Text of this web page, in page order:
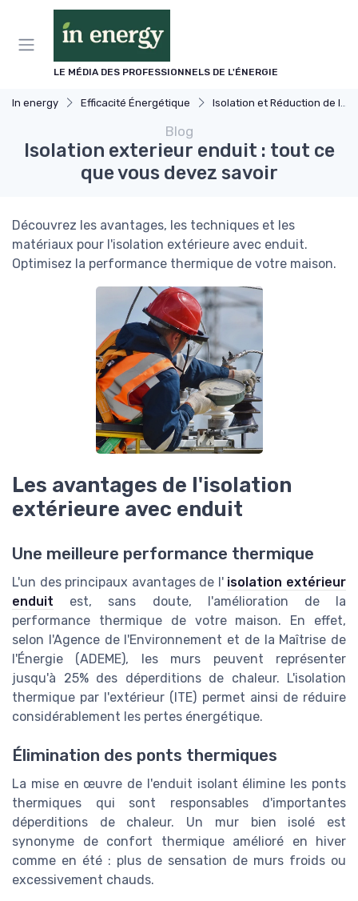
LE MÉDIA DES PROFESSIONNELS DE L'ÉNERGIE
In energy Efficacité Énergétique Isolation et Réduction de la Consommation
Blog
Isolation exterieur enduit : tout ce
que vous devez savoir
Découvrez les avantages, les techniques et les
matériaux pour l'isolation extérieure avec enduit.
Optimisez la performance thermique de votre maison.
Les avantages de l'isolation
extérieure avec enduit
Une meilleure performance thermique
L'un des principaux avantages de l' isolation extérieur
enduit est, sans doute, l'amélioration de la
performance thermique de votre maison. En effet,
selon l'Agence de l'Environnement et de la Maîtrise de
l'Énergie (ADEME), les murs peuvent représenter
jusqu'à 25% des déperditions de chaleur. L'isolation
thermique par l'extérieur (ITE) permet ainsi de réduire
considérablement les pertes énergétique.
Élimination des ponts thermiques
La mise en œuvre de l'enduit isolant élimine les ponts
thermiques qui sont responsables d'importantes
déperditions de chaleur. Un mur bien isolé est
synonyme de confort thermique amélioré en hiver
comme en été : plus de sensation de murs froids ou
excessivement chauds.
Panneau de gestion des cookies